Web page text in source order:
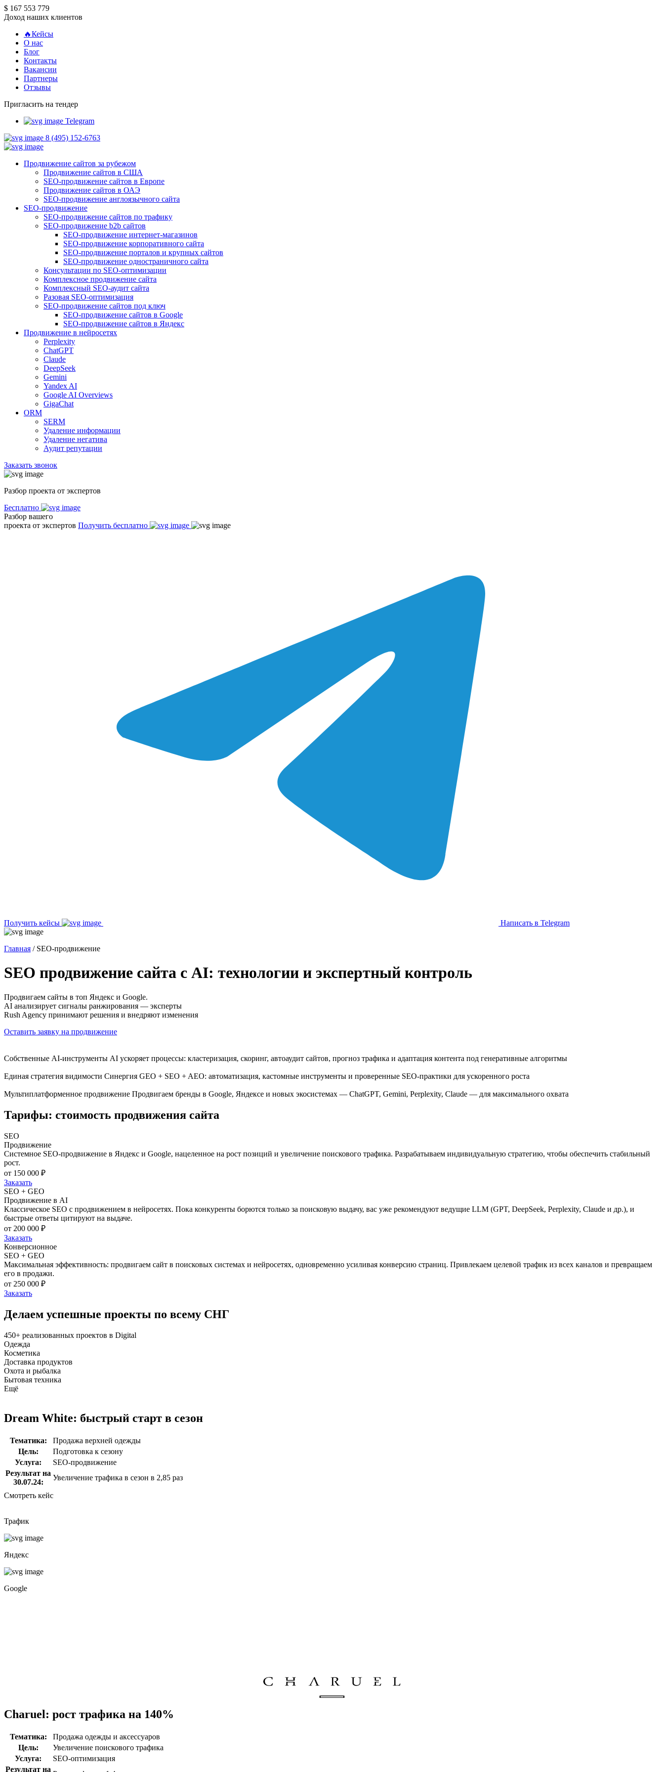
$ 167 553 779
Доход наших клиентов
🔥Кейсы
О нас
Блог
Контакты
Вакансии
Партнеры
Отзывы
Пригласить на тендер
Telegram
8 (495) 152-6763
Продвижение сайтов за рубежом
Продвижение сайтов в США
SEO-продвижение сайтов в Европе
Продвижение сайтов в ОАЭ
SEO-продвижение англоязычного сайта
SEO-продвижение
SEO-продвижение сайтов по трафику
SEO-продвижение b2b сайтов
SEO-продвижение интернет-магазинов
SEO-продвижение корпоративного сайта
SEO-продвижение порталов и крупных сайтов
SEO-продвижение одностраничного сайта
Консультации по SEO-оптимизации
Комплексное продвижение сайта
Комплексный SEO-аудит сайта
Разовая SEO-оптимизация
SEO-продвижение сайтов под ключ
SEO-продвижение сайтов в Google
SEO-продвижение сайтов в Яндекс
Продвижение в нейросетях
Perplexity
ChatGPT
Claude
DeepSeek
Gemini
Yandex AI
Google AI Overviews
GigaChat
ORM
SERM
Удаление информации
Удаление негатива
Аудит репутации
Заказать звонок
Разбор проекта от экспертов
Бесплатно
Разбор вашего
проекта от экспертов Получить бесплатно
Получить кейсы Написать в Telegram
Главная / SEO-продвижение
SEO продвижение сайта с AI: технологии и экспертный контроль
Продвигаем сайты в топ Яндекс и Google.
AI анализирует сигналы ранжирования — эксперты
Rush Agency принимают решения и внедряют изменения
Оставить заявку на продвижение
Собственные AI-инструменты AI ускоряет процессы: кластеризация, скоринг, автоаудит сайтов, прогноз трафика и адаптация контента под генеративные алгоритмы
Единая стратегия видимости Синергия GEO + SEO + AEO: автоматизация, кастомные инструменты и проверенные SEO-практики для ускоренного роста
Мультиплатформенное продвижение Продвигаем бренды в Google, Яндексе и новых экосистемах — ChatGPT, Gemini, Perplexity, Claude — для максимального охвата
Тарифы: стоимость продвижения сайта
SEO
Продвижение
Системное SEO-продвижение в Яндекс и Google, нацеленное на рост позиций и увеличение поискового трафика. Разрабатываем индивидуальную стратегию, чтобы обеспечить стабильный
рост.
от 150 000 ₽
Заказать
SEO + GEO
Продвижение в AI
Классическое SEO с продвижением в нейросетях. Пока конкуренты борются только за поисковую выдачу, вас уже рекомендуют ведущие LLM (GPT, DeepSeek, Perplexity, Claude и др.), и
быстрые ответы цитируют на выдаче.
от 200 000 ₽
Заказать
Конверсионное
SEO + GEO
Максимальная эффективность: продвигаем сайт в поисковых системах и нейросетях, одновременно усиливая конверсию страниц. Привлекаем целевой трафик из всех каналов и превращаем
его в продажи.
от 250 000 ₽
Заказать
Делаем успешные проекты по всему СНГ
450+ реализованных проектов в Digital
Одежда
Косметика
Доставка продуктов
Охота и рыбалка
Бытовая техника
Ещё
Dream White: быстрый старт в сезон
Тематика:
Продажа верхней одежды
Цель:
Подготовка к сезону
Услуга:
SEO-продвижение
Результат на
30.07.24:
Увеличение трафика в сезон в 2,85 раз
Смотреть кейс
Трафик
Яндекс
Google
Charuel: рост трафика на 140%
Тематика:
Продажа одежды и аксессуаров
Цель:
Увеличение поискового трафика
Услуга:
SEO-оптимизация
Результат на